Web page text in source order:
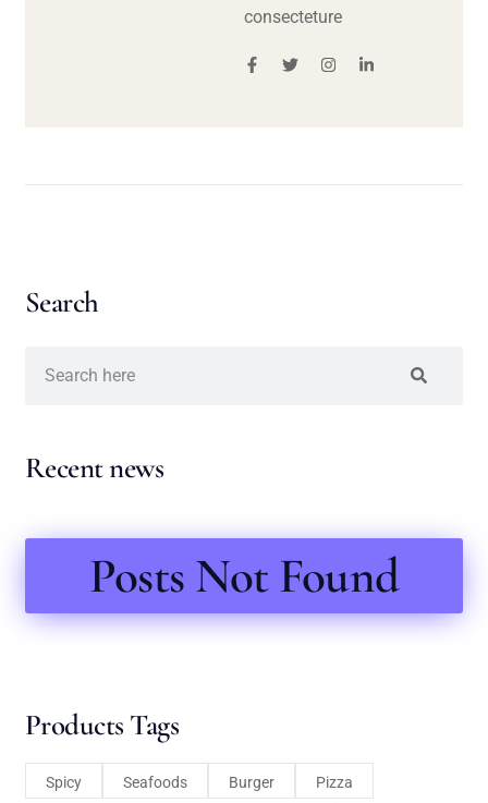
consecteture
Search
Recent news
Posts Not Found
Products Tags
Spicy Seafoods Burger Pizza